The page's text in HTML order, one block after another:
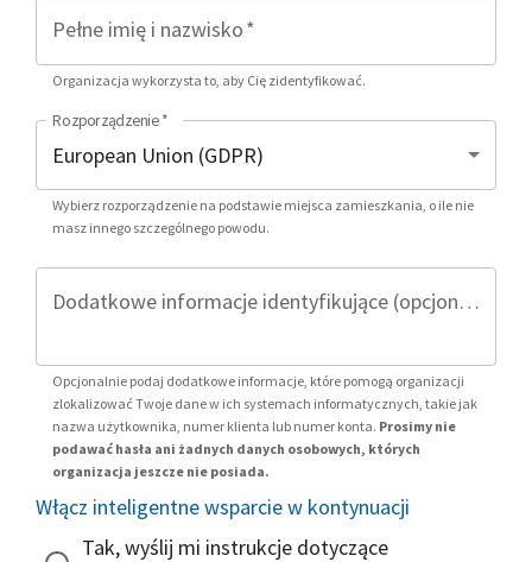
Pełne imię i nazwisko*
Organizacja wykorzysta to, aby Cię zidentyfikować.
Rozporządzenie*
Wybierz rozporządzenie na podstawie miejsca zamieszkania, o ile nie
masz innego szczególnego powodu.
Dodatkowe informacje identyfikujące (opcjonalnie)
Opcjonalnie podaj dodatkowe informacje, które pomogą organizacji
zlokalizować Twoje dane w ich systemach informatycznych, takie jak
nazwa użytkownika, numer klienta lub numer konta. Prosimy nie
podawać hasła ani żadnych danych osobowych, których
organizacja jeszcze nie posiada.
Włącz inteligentne wsparcie w kontynuacji
Tak, wyślij mi instrukcje dotyczące